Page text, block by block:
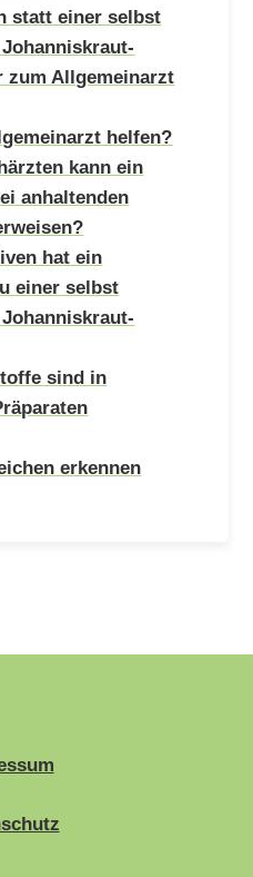
statt einer selbst
zum Allgemeinarzt
helfen?
kann ein
anhaltenden
hat ein
einer selbst
sind in
erkennen